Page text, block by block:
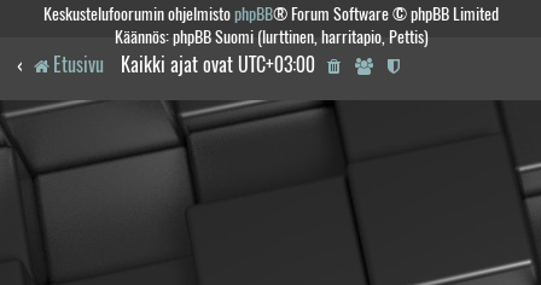
Keskustelufoorumin ohjelmistophpBB® Forum Software © phpBB Limited
Käännös: phpBB Suomi (lurttinen, harritapio, Pettis)
Etusivu Kaikki ajat ovat UTC+03:00